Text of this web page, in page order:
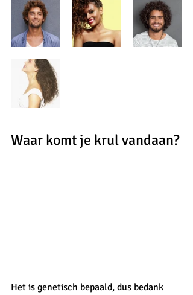
Waar komt je krul vandaan?
Het is genetisch bepaald, dus bedank